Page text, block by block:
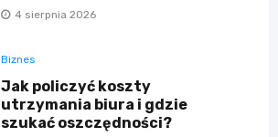
4 sierpnia 2026
Biznes
Jak policzyć koszty
utrzymania biura i gdzie
szukać oszczędności?